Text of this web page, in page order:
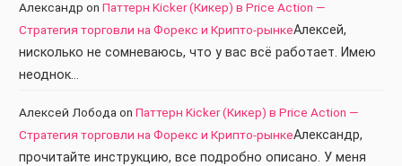
Александр on Паттерн Kicker (Кикер) в Price Action —
Стратегия торговли на Форекс и Крипто-рынкеАлексей,
нисколько не сомневаюсь, что у вас всё работает. Имею
неоднок…
Алексей Лобода on Паттерн Kicker (Кикер) в Price Action —
Стратегия торговли на Форекс и Крипто-рынкеАлександр,
прочитайте инструкцию, все подробно описано. У меня